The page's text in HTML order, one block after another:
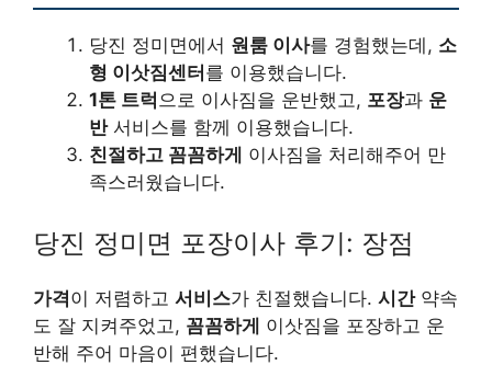
당진 정미면에서 원룸 이사를 경험했는데, 소
형 이삿짐센터를 이용했습니다.
1톤 트럭 으로 이사짐을 운반했고, 포장과 운
반서비스를 함께 이용했습니다.
친절하고 꼼꼼하게 이사짐을 처리해주어 만
족스러웠습니다.
당진 정미면 포장이사 후기: 장점
가격이 저렴하고 서비스가 친절했습니다. 시간약속
도 잘 지켜주었고, 꼼꼼하게 이삿짐을 포장하고 운
반해 주어 마음이 편했습니다.